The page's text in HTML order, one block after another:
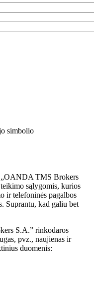
simbolio
„OANDA TMS Brokers
sąlygomis, kurios
ir telefoninės pagalbos
Suprantu, kad galiu bet
S.A.” rinkodaros
pvz., naujienas ir
duomenis: